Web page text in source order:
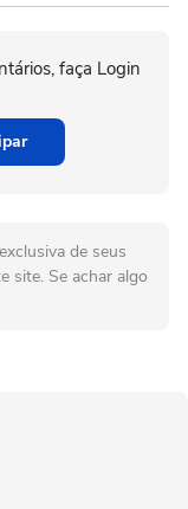
faça Login
de seus
site. Se achar algo